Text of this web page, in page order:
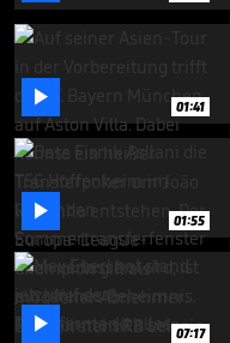
1
minute,
39
 01:41
 01:55
 07:17